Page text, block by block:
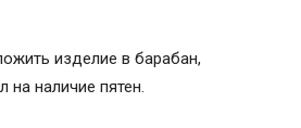
изделие в барабан,
на наличие пятен.